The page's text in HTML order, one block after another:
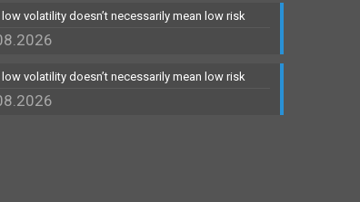
low volatility doesn’t necessarily mean low risk
low volatility doesn’t necessarily mean low risk